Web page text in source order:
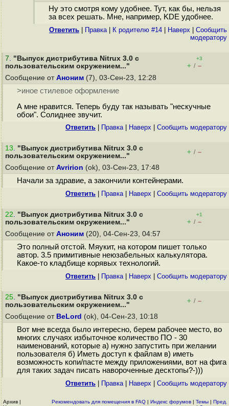
Ну это смотря кому удобнее. Тут, как бы, нельзя
за всех решать. Мне, например, KDE удобнее.
Ответить Правка| К родителю #14 Наверх
Cообщить
модератору
7. "Выпуск дистрибутива Nitrux 3.0 с
пользовательским окружением..."
+3
+ / –
Сообщение от Аноним (7), 03-Сен-23, 12:28
>иное стилевое оформление
А мне нравится. Теперь буду так называть "нескучные
обои". Солиднее звучит.
Ответить Правка| Наверх Cообщить модератору
13. "Выпуск дистрибутива Nitrux 3.0 с
пользовательским окружением..."
+ / –
Сообщение от Avririon (ok), 03-Сен-23, 17:48
Начали за здравие, а закончили кoнтeйнepaми.
Ответить Правка| Наверх Cообщить модератору
22. "Выпуск дистрибутива Nitrux 3.0 с
пользовательским окружением..."
+1
+ / –
Сообщение от Аноним (20), 04-Сен-23, 04:57
Это полный отстой. Мяукит, на котором пишет только
автор. 3.5 примитивные неюзабельных калькулятора.
Какое-то кладбище корявых технологий.
Ответить Правка| Наверх Cообщить модератору
25. "Выпуск дистрибутива Nitrux 3.0 с
пользовательским окружением..."
+ / –
Сообщение от BeLord (ok), 04-Сен-23, 10:18
Вот мне всегда было интересно, берем рабочее место, во
многих случаях избыточное количество ПО - 30
наименований, которые а) нужно запустить при желании
пользователя б) Иметь доступ к файлам в) иметь
возможность копи/пасте между приложениями, вот на фига
для таких задач писать навороченные десктопы?-)))
Ответить Правка| Наверх Cообщить модератору
Архив |
Рекомендовать для помещения в FAQ | Индекс форумов | Темы | Пред.